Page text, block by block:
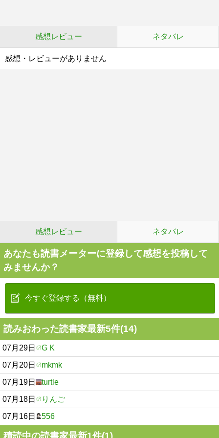
感想レビュー ネタバレ
感想・レビューがありません
感想レビュー ネタバレ
あなたも読書メーターに登録して感想を投稿して
みませんか？
今すぐ登録する（無料）
読みおわった読書家最新5件(14)
07月29日 G K
07月20日 mkmk
07月19日 turtle
07月18日 りんご
07月16日 556
積読中の読書家最新1件(1)